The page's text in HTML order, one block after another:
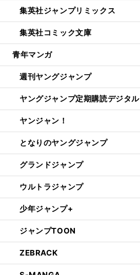
集英社ジャンプリミックス
集英社コミック文庫
青年マンガ
週刊ヤングジャンプ
ヤングジャンプ定期購読デジタル
ヤンジャン！
となりのヤングジャンプ
グランドジャンプ
ウルトラジャンプ
少年ジャンプ+
ジャンプTOON
ZEBRACK